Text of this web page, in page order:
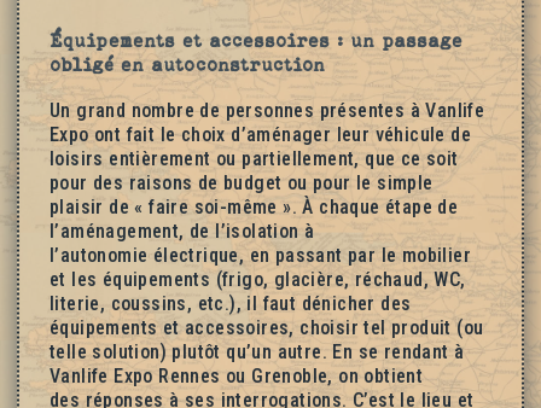
Équipements et accessoires : un passage
obligé en autoconstruction
Un grand nombre de personnes présentes à Vanlife
Expo ont fait le choix d’aménager leur véhicule de
loisirs entièrement ou partiellement, que ce soit
pour des raisons de budget ou pour le simple
plaisir de « faire soi-même ». À chaque étape de
l’aménagement, de l’isolation à
l’autonomie électrique, en passant par le mobilier
et les équipements (frigo, glacière, réchaud, WC,
literie, coussins, etc.), il faut dénicher des
équipements et accessoires, choisir tel produit (ou
telle solution) plutôt qu’un autre. En se rendant à
Vanlife Expo Rennes ou Grenoble, on obtient
des réponses à ses interrogations. C’est le lieu et